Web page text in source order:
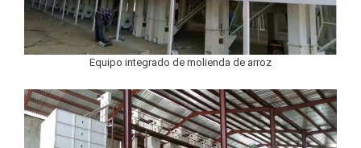
Equipo integrado de molienda de arroz